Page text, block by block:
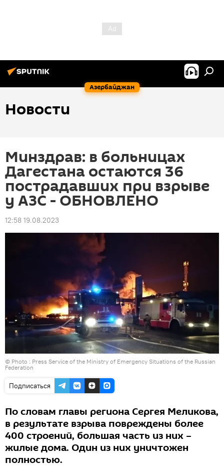
Азербайджан
Новости
Минздрав: в больницах
Дагестана остаются 36
пострадавших при взрыве
у АЗС - ОБНОВЛЕНО
12:58 19.08.2023
© Photo : Press Service of the Ministry of Emergency Situations of the Russian
Federation
Подписаться
По словам главы региона Сергея Меликова,
в результате взрыва повреждены более
400 строений, большая часть из них –
жилые дома. Один из них уничтожен
полностью.